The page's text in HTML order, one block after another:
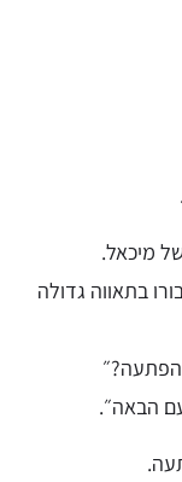
מיכאל.
בתאווה גדולה
הבאה״.